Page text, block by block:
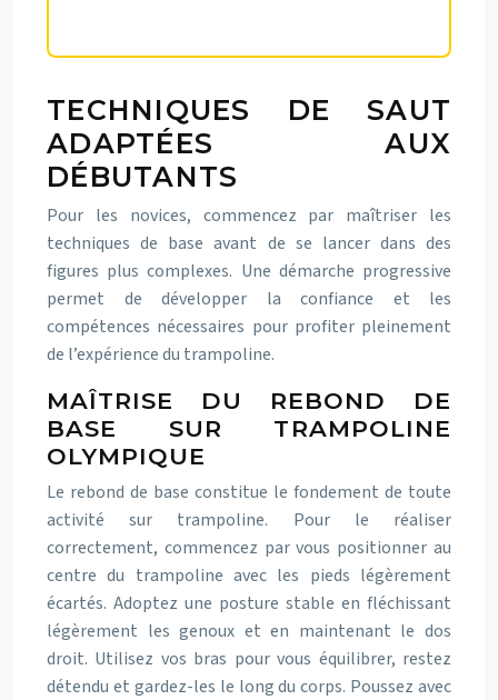
TECHNIQUES DE SAUT
ADAPTÉES AUX
DÉBUTANTS
Pour les novices, commencez par maîtriser les
techniques de base avant de se lancer dans des
figures plus complexes. Une démarche progressive
permet de développer la confiance et les
compétences nécessaires pour profiter pleinement
de l’expérience du trampoline.
MAÎTRISE DU REBOND DE
BASE SUR TRAMPOLINE
OLYMPIQUE
Le rebond de base constitue le fondement de toute
activité sur trampoline. Pour le réaliser
correctement, commencez par vous positionner au
centre du trampoline avec les pieds légèrement
écartés. Adoptez une posture stable en fléchissant
légèrement les genoux et en maintenant le dos
droit. Utilisez vos bras pour vous équilibrer, restez
détendu et gardez-les le long du corps. Poussez avec